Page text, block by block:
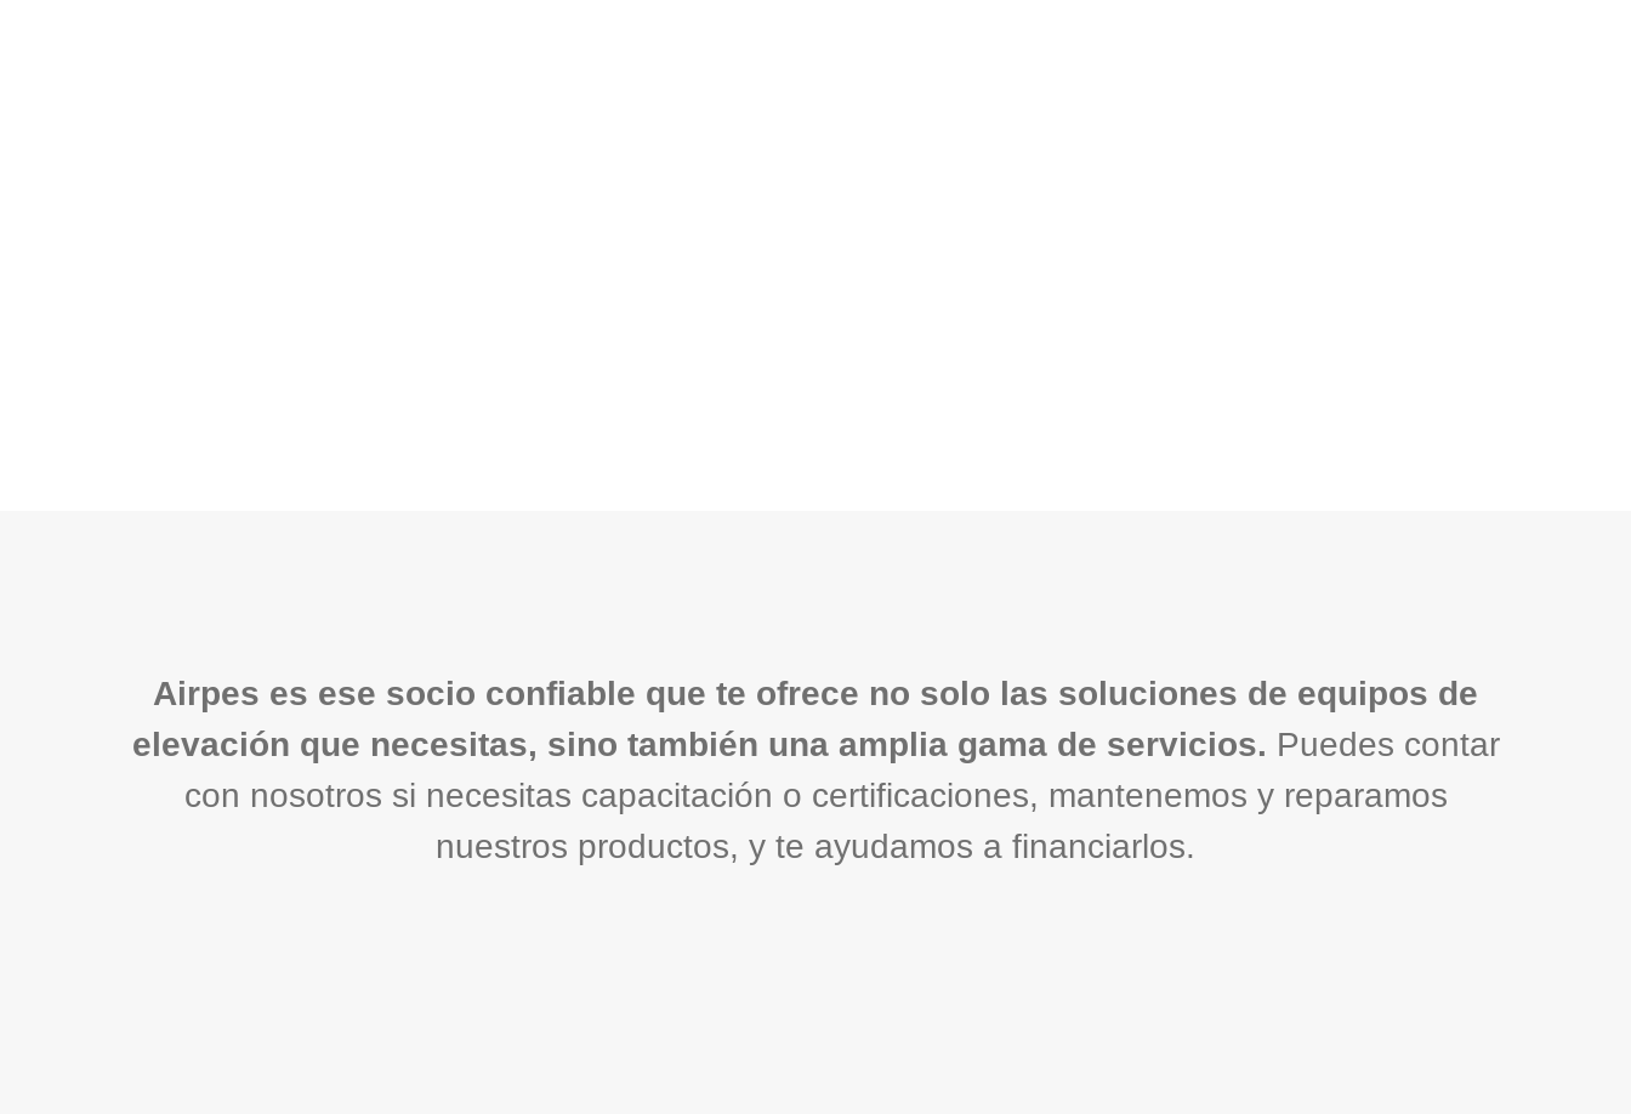
Airpes es ese socio confiable que te ofrece no solo las soluciones de equipos de
elevación que necesitas, sino también una amplia gama de servicios. Puedes contar
con nosotros si necesitas capacitación o certificaciones, mantenemos y reparamos
nuestros productos, y te ayudamos a financiarlos.